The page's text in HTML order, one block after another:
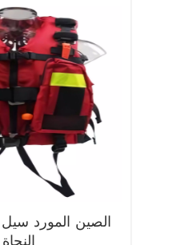
الصين المورد سيل